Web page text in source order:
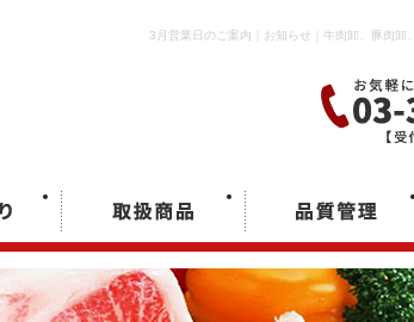
3月営業日のご案内｜お知らせ｜牛肉卸、豚肉